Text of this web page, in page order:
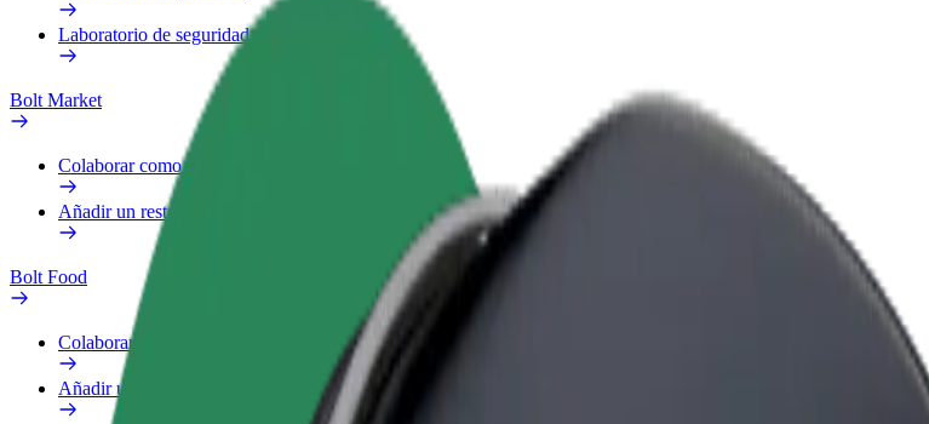
Laboratorio de seguridad
Bolt Market
Colaborar como repartidor
Añadir un restaurante o tienda
Bolt Food
Colaborar como repartidor
Añadir un restaurante o tienda